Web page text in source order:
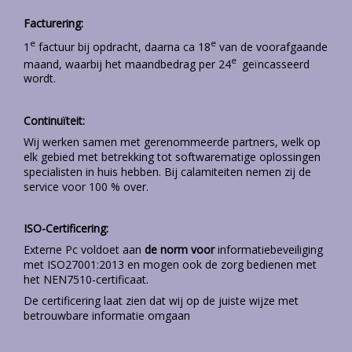
Facturering:
1 e factuur bij opdracht, daarna ca 18e van de voorafgaande
maand, waarbij het maandbedrag per 24e geïncasseerd
wordt.
Continuïteit:
Wij werken samen met gerenommeerde partners, welk op
elk gebied met betrekking tot softwarematige oplossingen
specialisten in huis hebben. Bij calamiteiten nemen zij de
service voor 100 % over.
ISO-Certificering:
Externe Pc voldoet aan de norm voorinformatiebeveiliging
met ISO27001:2013 en mogen ook de zorg bedienen met
het NEN7510-certificaat.
De certificering laat zien dat wij op de juiste wijze met
betrouwbare informatie omgaan